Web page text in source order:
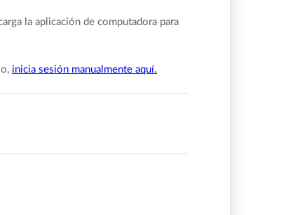
la aplicación de computadora para
inicia sesión manualmente aquí.